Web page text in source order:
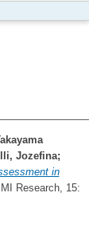
Jozefina;
in
Research, 15: